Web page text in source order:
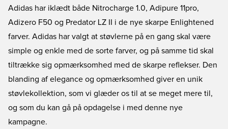
Adidas har iklædt både Nitrocharge 1.0, Adipure 11pro,
Adizero F50 og Predator LZ II i de nye skarpe Enlightened
farver. Adidas har valgt at støvlerne på en gang skal være
simple og enkle med de sorte farver, og på samme tid skal
tiltrække sig opmærksomhed med de skarpe reflekser. Den
blanding af elegance og opmærksomhed giver en unik
støvlekollektion, som vi glæder os til at se meget mere til,
og som du kan gå på opdagelse i med denne nye
kampagne.